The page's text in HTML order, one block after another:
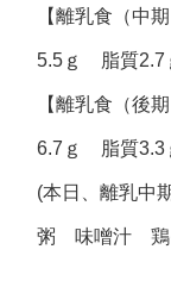
【離乳食（中
5.5ｇ 脂質2.7
【離乳食（後
6.7ｇ 脂質3.3
(本日、離乳中
粥 味噌汁 鶏